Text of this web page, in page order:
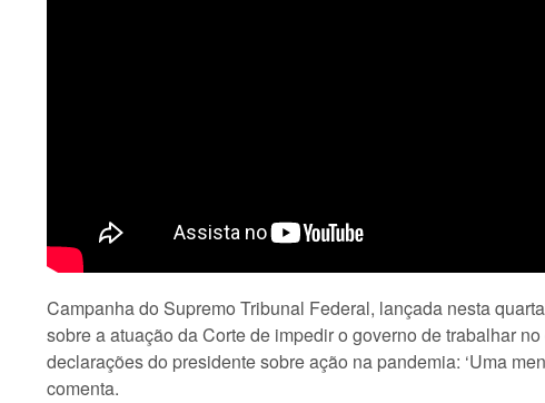
Campanha do Supremo Tribunal Federal, lançada nesta
sobre a atuação da Corte de impedir o governo de trabalhar
declarações do presidente sobre ação na pandemia: ‘Uma
comenta.